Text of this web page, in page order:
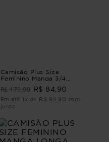
Camisão Plus Size
Feminino Manga 3/4
R$ 179,90 R$ 84,90
Em até 1x de R$ 84,90 sem
juros